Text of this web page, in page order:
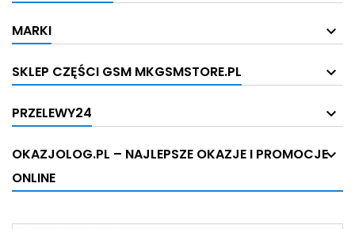
MARKI
SKLEP CZĘŚCI GSM MKGSMSTORE.PL
PRZELEWY24
OKAZJOLOG.PL – NAJLEPSZE OKAZJE I PROMOCJE
ONLINE